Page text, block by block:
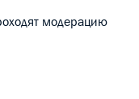
модерацию